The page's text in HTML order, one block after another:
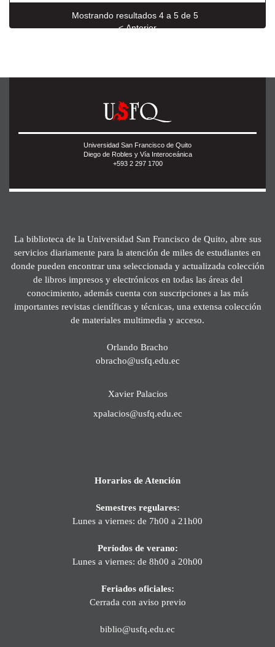
Mostrando resultados 4 a 5 de 5
< Anterior
Universidad San Francisco de Quito
Diego de Robles y Vía Interoceánica
+593 2 297 1700
La biblioteca de la Universidad San Francisco de Quito, abre sus
servicios diariamente para la atención de miles de estudiantes en
donde pueden encontrar una seleccionada y actualizada colección
de libros impresos y electrónicos en todas las áreas del
conocimiento, además cuenta con suscripciones a las más
importantes revistas científicas y técnicas, una extensa colección
de materiales multimedia y acceso.
Orlando Bracho
obracho@usfq.edu.ec
Xavier Palacios
xpalacios@usfq.edu.ec
Horarios de Atención
Semestres regulares:
Lunes a viernes: de 7h00 a 21h00
Períodos de verano:
Lunes a viernes: de 8h00 a 20h00
Feriados oficiales:
Cerrada con aviso previo
biblio@usfq.edu.ec